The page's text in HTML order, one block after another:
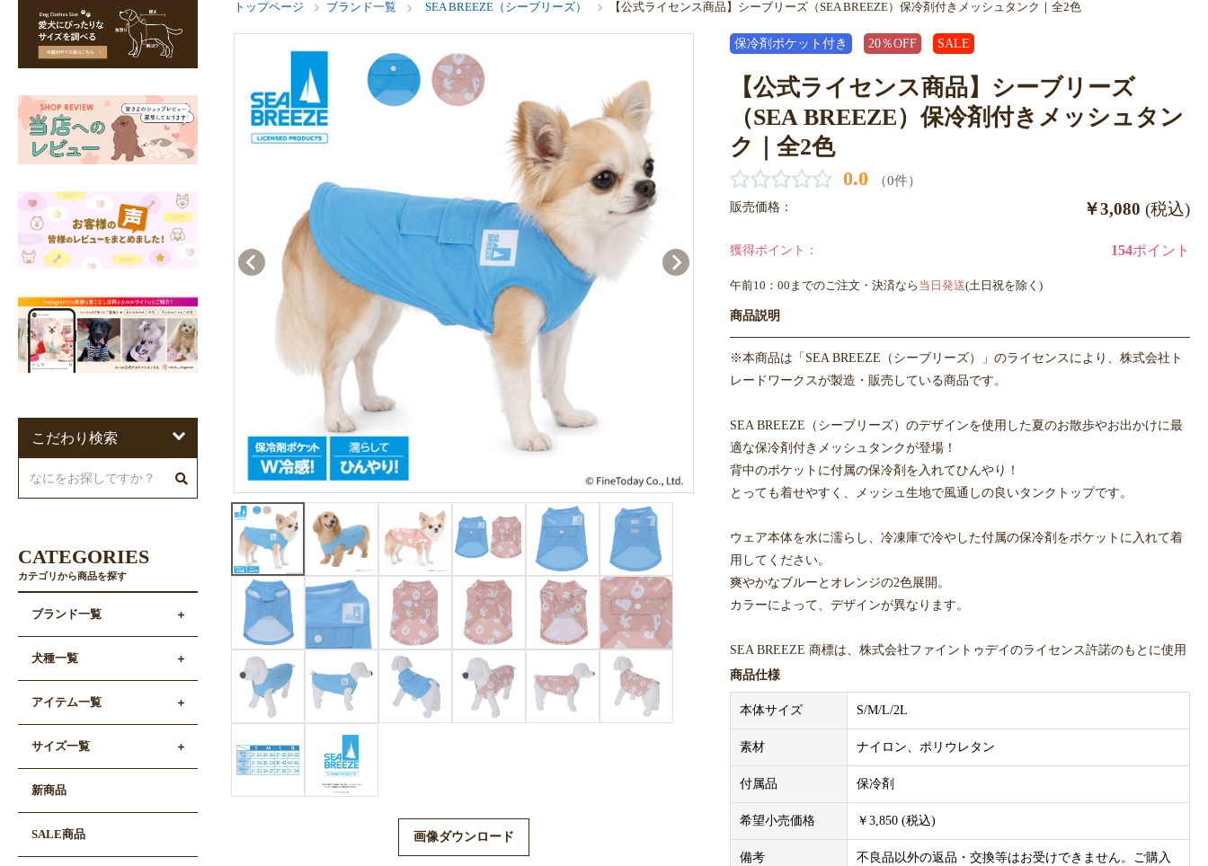
トップページ ブランド一覧 SEA BREEZE（シーブリーズ） 【公式ライセンス商品】シーブリーズ（SEA BREEZE）保冷剤付きメッシュタンク｜全2色
画像ダウンロード
保冷剤ポケット付き 20％OFF SALE
【公式ライセンス商品】シーブリーズ
（SEA BREEZE）保冷剤付きメッシュタン
ク｜全2色
0.0 （0件）
販売価格： ￥3,080 (税込)
獲得ポイント： 154ポイント
午前10：00までのご注文・決済なら 当日発送(土日祝を除く)
商品説明
※本商品は「SEA BREEZE（シーブリーズ）」のライセンスにより、株式会社ト
レードワークスが製造・販売している商品です。
SEA BREEZE（シーブリーズ）のデザインを使用した夏のお散歩やお出かけに最
適な保冷剤付きメッシュタンクが登場！
背中のポケットに付属の保冷剤を入れてひんやり！
とっても着せやすく、メッシュ生地で風通しの良いタンクトップです。
ウェア本体を水に濡らし、冷凍庫で冷やした付属の保冷剤をポケットに入れて着
用してください。
爽やかなブルーとオレンジの2色展開。
カラーによって、デザインが異なります。
SEA BREEZE 商標は、株式会社ファイントゥデイのライセンス許諾のもとに使用
されています。
本製品にSEA BREEZE（シーブリーズ）の効果・効能はございませんのでご注意
ください。
必ずサイズをご確認ください。
S ：背丈21-23cm 胴周り31-34cm 首周り21-23cm
M：背丈24-26cm 胴周り35-38cm 首周り24-27cm
L ：背丈27-29cm 胴周り39-42cm 首周り27-30cm
2L ：背丈30-32cm 胴周り43-46cm 首周り31-34cm
商品仕様
本体サイズ S/M/L/2L
素材 ナイロン、ポリウレタン
付属品 保冷剤
希望小売価格 ￥3,850 (税込)
備考
不良品以外の返品・交換等はお受けできません。ご購入
こだわり検索
CATEGORIES
カテゴリから商品を探す
ブランド一覧
犬種一覧
アイテム一覧
サイズ一覧
新商品
SALE商品